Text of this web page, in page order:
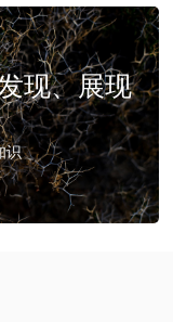
现、展现
识